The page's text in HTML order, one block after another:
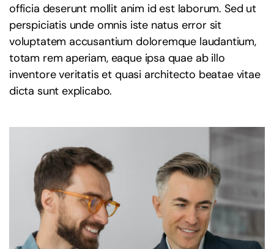
officia deserunt mollit anim id est laborum. Sed ut
perspiciatis unde omnis iste natus error sit
voluptatem accusantium doloremque laudantium,
totam rem aperiam, eaque ipsa quae ab illo
inventore veritatis et quasi architecto beatae vitae
dicta sunt explicabo.